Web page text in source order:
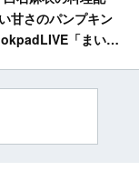
甘さのパンプキン
「まいや